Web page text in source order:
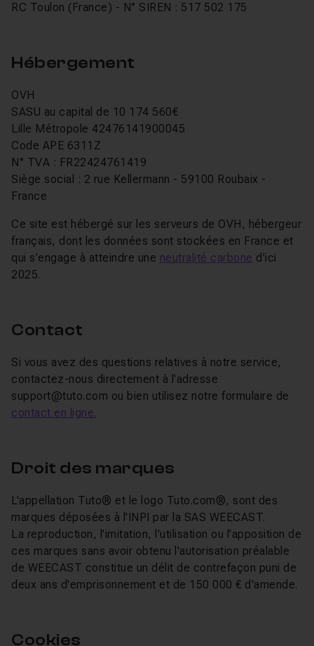
RC Toulon (France) - N° SIREN : 517 502 175
Hébergement
OVH
SASU au capital de 10 174 560€
Lille Métropole 42476141900045
Code APE 6311Z
N° TVA : FR22424761419
Siège social : 2 rue Kellermann - 59100 Roubaix -
France
Ce site est hébergé sur les serveurs de OVH, hébergeur
français, dont les données sont stockées en France et
qui s’engage à atteindre une neutralité carbone d’ici
2025.
Contact
Si vous avez des questions relatives à notre service,
contactez-nous directement à l'adresse
support@tuto.com ou bien utilisez notre formulaire de
contact en ligne.
Droit des marques
L'appellation Tuto® et le logo Tuto.com®, sont des
marques déposées à l'INPI par la SAS WEECAST.
La reproduction, l'imitation, l'utilisation ou l'apposition de
ces marques sans avoir obtenu l'autorisation préalable
de WEECAST constitue un délit de contrefaçon puni de
deux ans d'emprisonnement et de 150 000 € d'amende.
Cookies